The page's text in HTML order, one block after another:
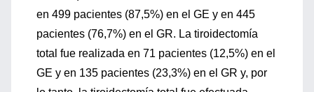
en 499 pacientes (87,5%) en el GE y en 445
pacientes (76,7%) en el GR. La tiroidectomía
total fue realizada en 71 pacientes (12,5%) en el
GE y en 135 pacientes (23,3%) en el GR y, por